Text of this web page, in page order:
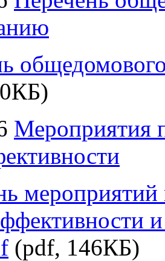
Мероприятия
(pdf, 146КБ)